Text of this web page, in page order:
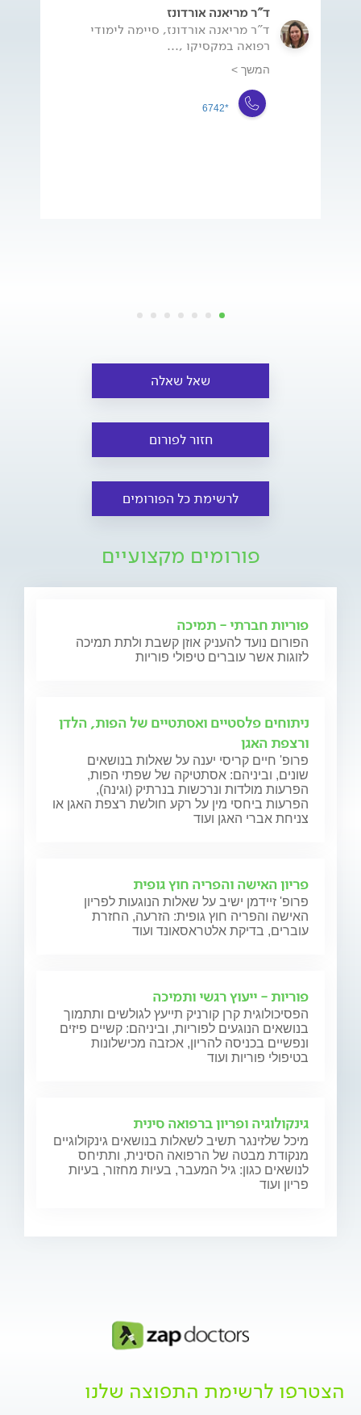
ד"ר מריאנה אורדונז
ד"ר מריאנה אורדונז, סיימה לימודי
רפואה במקסיקו ,...
המשך >
*6742
שאל שאלה
חזור לפורום
לרשימת כל הפורומים
פורומים מקצועיים
פוריות חברתי - תמיכה
הפורום נועד להעניק אוזן קשבת ולתת תמיכה
לזוגות אשר עוברים טיפולי פוריות
ניתוחים פלסטיים ואסתטיים של הפות, הלדן
ורצפת האגן
פרופ' חיים קריסי יענה על שאלות בנושאים
שונים, וביניהם: אסתטיקה של שפתי הפות,
הפרעות מולדות ונרכשות בנרתיק (וגינה),
הפרעות ביחסי מין על רקע חולשת רצפת האגן או
צניחת אברי האגן ועוד
פריון האישה והפריה חוץ גופית
פרופ' זיידמן ישיב על שאלות הנוגעות לפריון
האישה והפריה חוץ גופית: הזרעה, החזרת
עוברים, בדיקת אלטראסאונד ועוד
פוריות - ייעוץ רגשי ותמיכה
הפסיכולוגית קרן קורניק תייעץ לגולשים ותתמוך
בנושאים הנוגעים לפוריות, וביניהם: קשיים פיזים
ונפשיים בכניסה להריון, אכזבה מכישלונות
בטיפולי פוריות ועוד
גינקולוגיה ופריון ברפואה סינית
מיכל שלזינגר תשיב לשאלות בנושאים גינקולוגיים
מנקודת מבטה של הרפואה הסינית, ותתיחס
לנושאים כגון: גיל המעבר, בעיות מחזור, בעיות
פריון ועוד
הצטרפו לרשימת התפוצה שלנו